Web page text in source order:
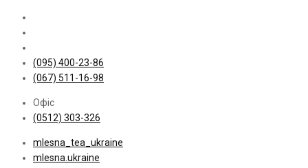
Skip
content
(095) 400-23-86
(067) 511-16-98
Офіс
(0512) 303-326
mlesna_tea_ukraine
mlesna.ukraine